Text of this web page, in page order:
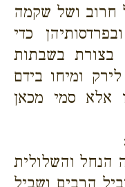
חרוב ושל שקמה
כדי
בצורת בשבתות
ומיחו בידם
אלא סמי מכאן
הנחל והשלולית